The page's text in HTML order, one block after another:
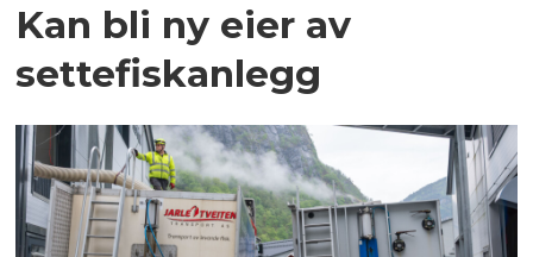
Kan bli ny eier av
settefiskanlegg